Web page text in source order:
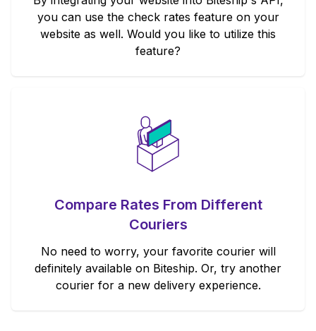
you can use the check rates feature on your
website as well. Would you like to utilize this
feature?
Compare Rates From Different
Couriers
No need to worry, your favorite courier will
definitely available on Biteship. Or, try another
courier for a new delivery experience.